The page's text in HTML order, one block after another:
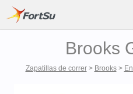
Brooks
Zapatillas de correr> Brooks>